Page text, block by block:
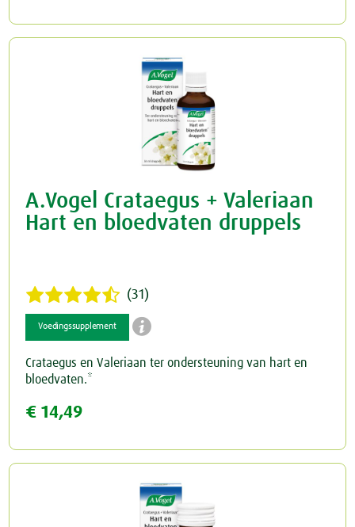
A.Vogel Crataegus + Valeriaan
Hart en bloedvaten druppels
(31)
Voedingssupplement 
Crataegus en Valeriaan ter ondersteuning van hart en
bloedvaten.*
€ 14,49